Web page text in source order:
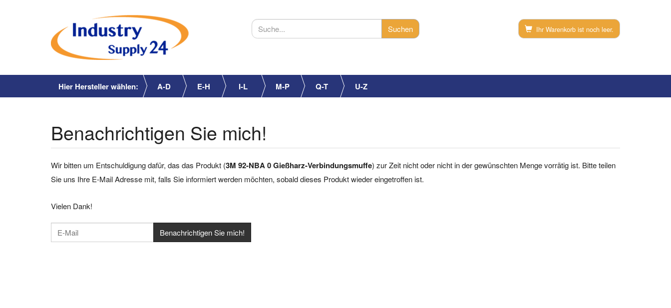
Ihr Warenkorb ist noch leer.
Hier Hersteller wählen: A-D E-H I-L M-P Q-T U-Z
Benachrichtigen Sie mich!
Wir bitten um Entschuldigung dafür, das das Produkt (3M 92-NBA 0 Gießharz-Verbindungsmuffe) zur Zeit nicht oder nicht in der gewünschten Menge vorrätig ist. Bitte teilen
Sie uns Ihre E-Mail Adresse mit, falls Sie informiert werden möchten, sobald dieses Produkt wieder eingetroffen ist.
Vielen Dank!